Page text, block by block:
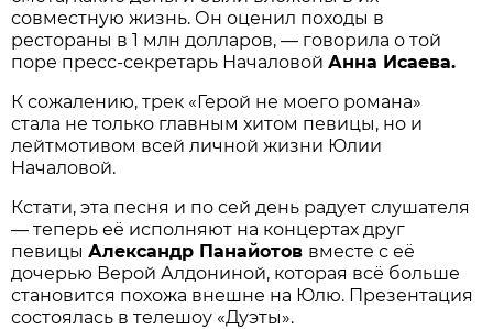
совместную жизнь. Он оценил походы в
рестораны в 1 млн долларов, — говорила о той
поре пресс-секретарь НачаловойАнна Исаева.
К сожалению, трек «Герой не моего романа»
стала не только главным хитом певицы, но и
лейтмотивом всей личной жизни Юлии
Началовой.
Кстати, эта песня и по сей день радует слушателя
— теперь её исполняют на концертах друг
певицыАлександр Панайотов вместе с её
дочерью Верой Алдониной, которая всё больше
становится похожа внешне на Юлю. Презентация
состоялась в телешоу «Дуэты».